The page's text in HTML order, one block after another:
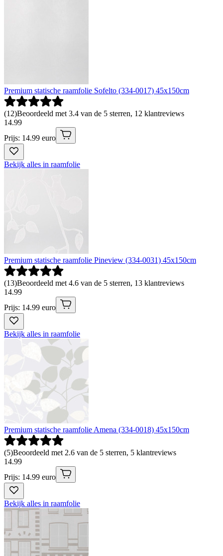
Premium statische raamfolie Sofelto (334-0017) 45x150cm
(12)Beoordeeld met 3.4 van de 5 sterren, 12 klantreviews
14.99
Prijs: 14.99 euro
Bekijk alles in raamfolie
Premium statische raamfolie Pineview (334-0031) 45x150cm
(13)Beoordeeld met 4.6 van de 5 sterren, 13 klantreviews
14.99
Prijs: 14.99 euro
Bekijk alles in raamfolie
Premium statische raamfolie Amena (334-0018) 45x150cm
(5)Beoordeeld met 2.6 van de 5 sterren, 5 klantreviews
14.99
Prijs: 14.99 euro
Bekijk alles in raamfolie